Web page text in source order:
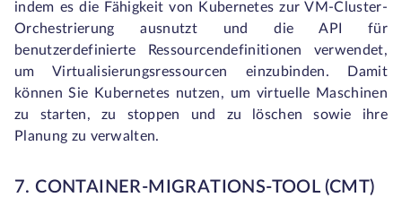
indem es die Fähigkeit von Kubernetes zur VM-Cluster-
Orchestrierung ausnutzt und die API für
benutzerdefinierte Ressourcendefinitionen verwendet,
um Virtualisierungsressourcen einzubinden. Damit
können Sie Kubernetes nutzen, um virtuelle Maschinen
zu starten, zu stoppen und zu löschen sowie ihre
Planung zu verwalten.
7. CONTAINER-MIGRATIONS-TOOL (CMT)